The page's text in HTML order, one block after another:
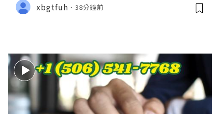
xbgtfuh 38分鐘前